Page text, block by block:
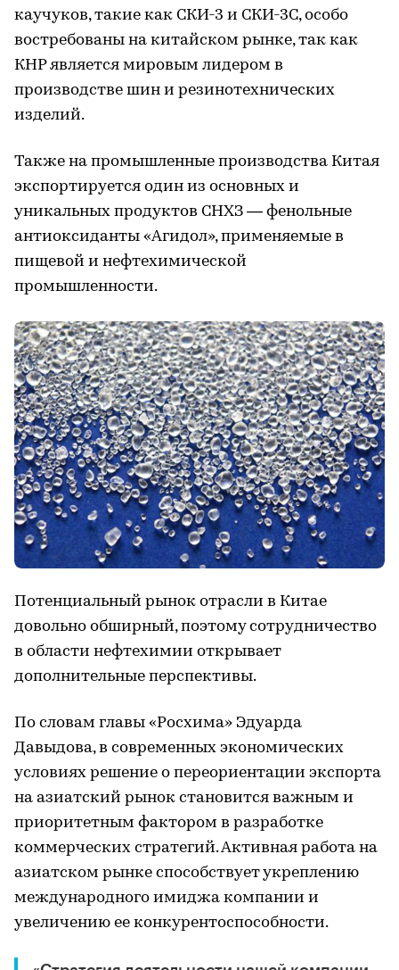
каучуков, такие как СКИ-3 и СКИ-3С, особо
востребованы на китайском рынке, так как
КНР является мировым лидером в
производстве шин и резинотехнических
изделий.
Также на промышленные производства Китая
экспортируется один из основных и
уникальных продуктов СНХЗ — фенольные
антиоксиданты «Агидол», применяемые в
пищевой и нефтехимической
промышленности.
Потенциальный рынок отрасли в Китае
довольно обширный, поэтому сотрудничество
в области нефтехимии открывает
дополнительные перспективы.
По словам главы «Росхима» Эдуарда
Давыдова, в современных экономических
условиях решение о переориентации экспорта
на азиатский рынок становится важным и
приоритетным фактором в разработке
коммерческих стратегий. Активная работа на
азиатском рынке способствует укреплению
международного имиджа компании и
увеличению ее конкурентоспособности.